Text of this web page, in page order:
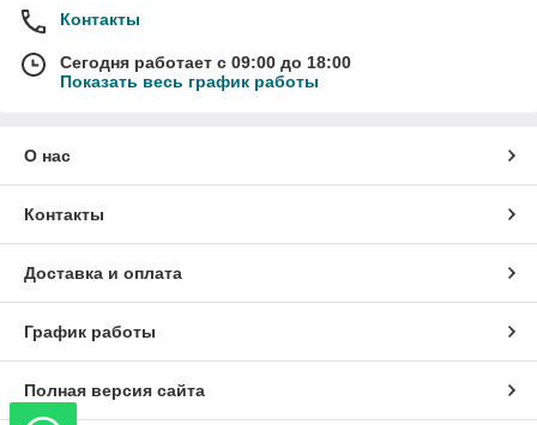
Контакты
Сегодня работает с 09:00 до 18:00
Показать весь график работы
О нас
Контакты
Доставка и оплата
График работы
Полная версия сайта